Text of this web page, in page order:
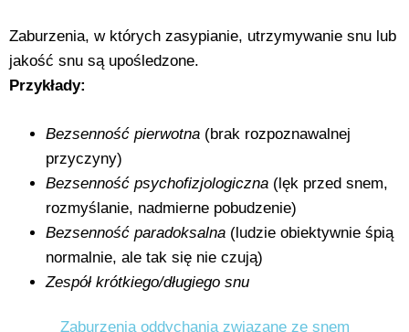
Zaburzenia, w których zasypianie, utrzymywanie snu lub
jakość snu są upośledzone.
Przykłady:
Bezsenność pierwotna (brak rozpoznawalnej
przyczyny)
Bezsenność psychofizjologiczna (lęk przed snem,
rozmyślanie, nadmierne pobudzenie)
Bezsenność paradoksalna (ludzie obiektywnie śpią
normalnie, ale tak się nie czują)
Zespół krótkiego/długiego snu
Zaburzenia oddychania związane ze snem